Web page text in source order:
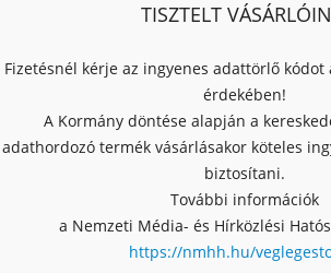
TISZTELT
Fizetésnél kérje az ingyenes adattörlő
érdekében!
A Kormány döntése alapján a
adathordozó termék vásárlásakor köteles
biztosítani.
További információk
a Nemzeti Média- és Hírközlési
https://nmhh.hu/